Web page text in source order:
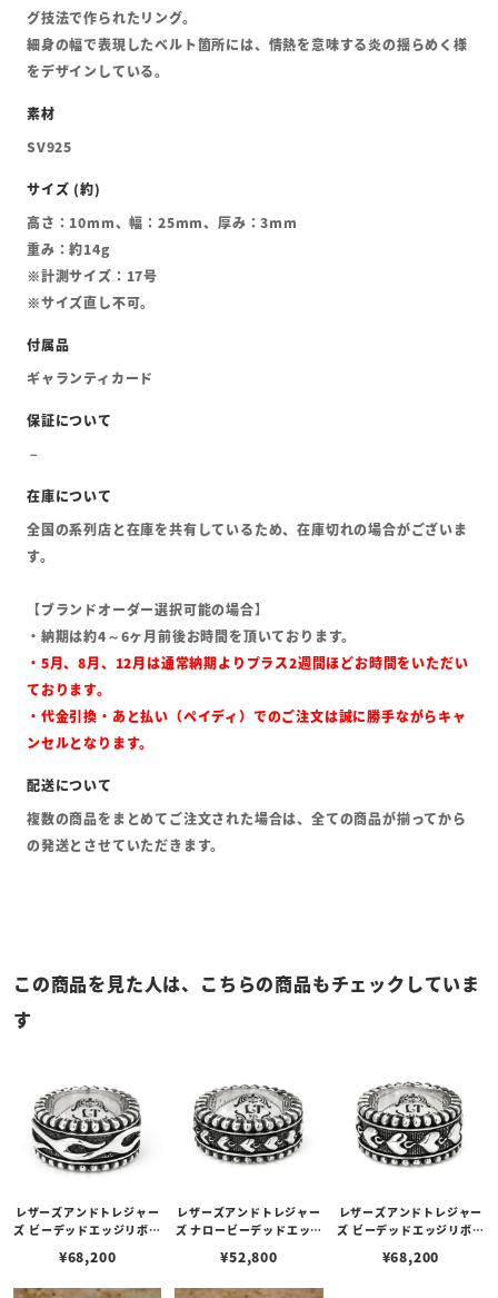
グ技法で作られたリング。
細身の幅で表現したベルト箇所には、情熱を意味する炎の揺らめく様
をデザインしている。
SV925
高さ：10mm、幅：25mm、厚み：3mm
重み：約14g
※計測サイズ：17号
※サイズ直し不可。
ギャランティカード
全国の系列店と在庫を共有しているため、在庫切れの場合がございま
す。
【ブランドオーダー選択可能の場合】
・納期は約4～6ヶ月前後お時間を頂いております。
・5月、8月、12月は通常納期よりプラス2週間ほどお時間をいただい
ております。
・代金引換・あと払い（ペイディ）でのご注文は誠に勝手ながらキャ
ンセルとなります。
複数の商品をまとめてご注文された場合は、全ての商品が揃ってから
の発送とさせていただきます。
この商品を見た人は、こちらの商品もチェックしていま
す
レザーズアンドトレジャー
ズ ビーデッドエッジリボル
ベルト
¥68,200
レザーズアンドトレジャー
ズ ナロービーデッドエッジ
イクリッドハートベルト
¥52,800
レザーズアンドトレジャー
ズ ビーデッドエッジリボル
ッドハートベルト
¥68,200